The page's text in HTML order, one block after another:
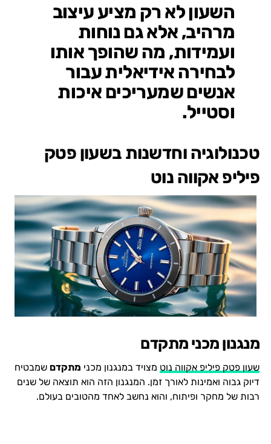
השעון לא רק מציע עיצוב
מרהיב, אלא גם נוחות
ועמידות, מה שהופך אותו
לבחירה אידיאלית עבור
אנשים שמעריכים איכות
וסטייל.
טכנולוגיה וחדשנות בשעון פטק
פיליפ אקווה נוט
מנגנון מכני מתקדם
שעון פטק פיליפ אקווה נוט מצויד במנגנון מכני מתקדם שמבטיח
דיוק גבוה ואמינות לאורך זמן. המנגנון הזה הוא תוצאה של שנים
רבות של מחקר ופיתוח, והוא נחשב לאחד מהטובים בעולם.